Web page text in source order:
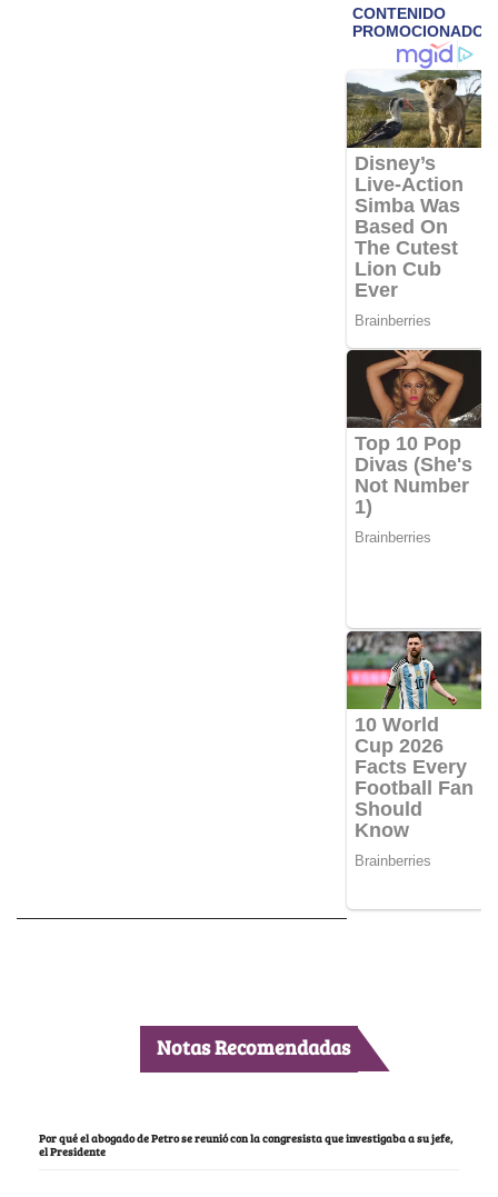
Notas Recomendadas
Por qué el abogado de Petro se reunió con la congresista que investigaba a su jefe,
el Presidente